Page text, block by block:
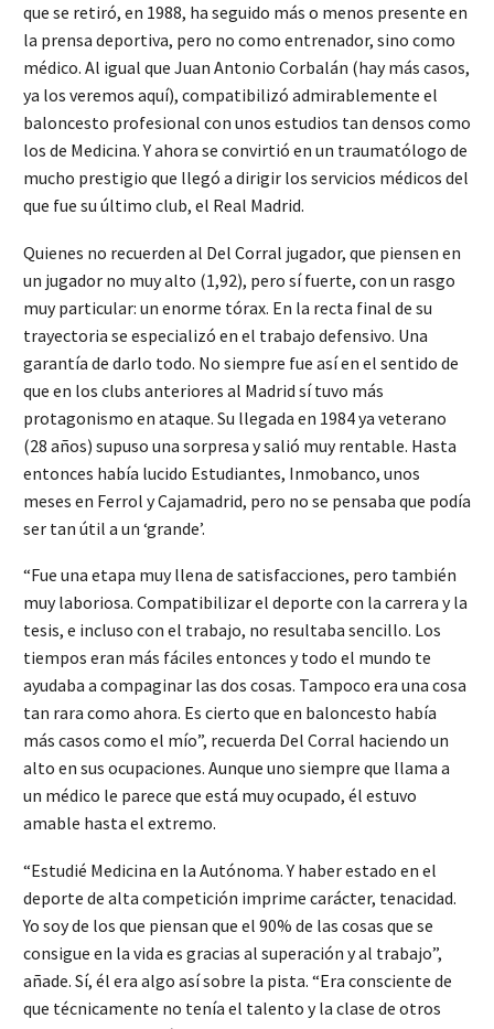
que se retiró, en 1988, ha seguido más o menos presente en
la prensa deportiva, pero no como entrenador, sino como
médico. Al igual que Juan Antonio Corbalán (hay más casos,
ya los veremos aquí), compatibilizó admirablemente el
baloncesto profesional con unos estudios tan densos como
los de Medicina. Y ahora se convirtió en un traumatólogo de
mucho prestigio que llegó a dirigir los servicios médicos del
que fue su último club, el Real Madrid.
Quienes no recuerden al Del Corral jugador, que piensen en
un jugador no muy alto (1,92), pero sí fuerte, con un rasgo
muy particular: un enorme tórax. En la recta final de su
trayectoria se especializó en el trabajo defensivo. Una
garantía de darlo todo. No siempre fue así en el sentido de
que en los clubs anteriores al Madrid sí tuvo más
protagonismo en ataque. Su llegada en 1984 ya veterano
(28 años) supuso una sorpresa y salió muy rentable. Hasta
entonces había lucido Estudiantes, Inmobanco, unos
meses en Ferrol y Cajamadrid, pero no se pensaba que podía
ser tan útil a un ‘grande’.
“Fue una etapa muy llena de satisfacciones, pero también
muy laboriosa. Compatibilizar el deporte con la carrera y la
tesis, e incluso con el trabajo, no resultaba sencillo. Los
tiempos eran más fáciles entonces y todo el mundo te
ayudaba a compaginar las dos cosas. Tampoco era una cosa
tan rara como ahora. Es cierto que en baloncesto había
más casos como el mío”, recuerda Del Corral haciendo un
alto en sus ocupaciones. Aunque uno siempre que llama a
un médico le parece que está muy ocupado, él estuvo
amable hasta el extremo.
“Estudié Medicina en la Autónoma. Y haber estado en el
deporte de alta competición imprime carácter, tenacidad.
Yo soy de los que piensan que el 90% de las cosas que se
consigue en la vida es gracias al superación y al trabajo”,
añade. Sí, él era algo así sobre la pista. “Era consciente de
que técnicamente no tenía el talento y la clase de otros